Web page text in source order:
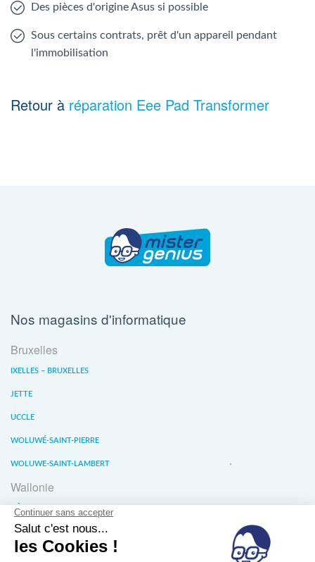
Des pièces d'origine Asus si possible
Sous certains contrats, prêt d'un appareil pendant
l'immobilisation
Retour à réparation Eee Pad Transformer
Nos magasins d'informatique
Bruxelles
IXELLES – BRUXELLES
JETTE
UCCLE
WOLUWÉ-SAINT-PIERRE
WOLUWE-SAINT-LAMBERT
Wallonie
LIÈGE
WATERLOO
WAVRE